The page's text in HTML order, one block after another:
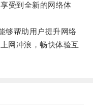
受到全新的网络体
帮助用户提升网络
网冲浪，畅快体验互